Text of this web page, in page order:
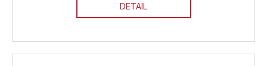
DETAIL